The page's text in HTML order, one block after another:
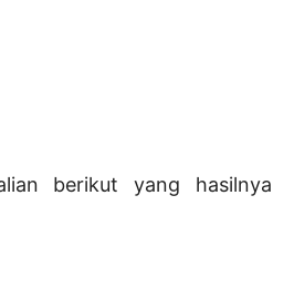
berikut yang hasilnya